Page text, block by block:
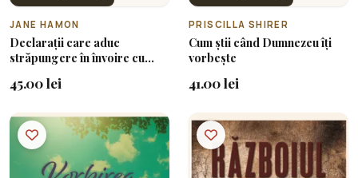
JANE HAMON
Declarații care aduc
străpungere în învoire cu
45.00 lei
PRISCILLA SHIRER
Cum știi când Dumnezeu îți
vorbește
41.00 lei